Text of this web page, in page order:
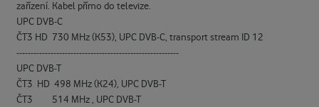
zařízení. Kabel přímo do televize.
UPC DVB-C
ČT3 HD 730 MHz (K53), UPC DVB-C, transport stream ID 12
---------------------------------------------------------
UPC DVB-T
ČT3 HD 498 MHz (K24), UPC DVB-T
ČT3 514 MHz , UPC DVB-T